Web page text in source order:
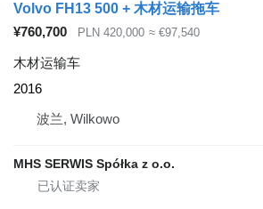
Volvo FH13 500 + 木材运输拖车
¥760,700
PLN 420,000 ≈ €97,540
木材运输车
2016
波兰, Wilkowo
MHS SERWIS Spółka z o.o.